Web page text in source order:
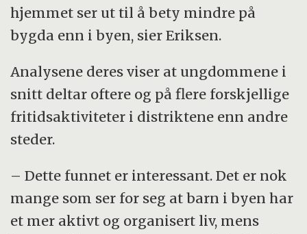
hjemmet ser ut til å bety mindre på
bygda enn i byen, sier Eriksen.
Analysene deres viser at ungdommene i
snitt deltar oftere og på flere forskjellige
fritidsaktiviteter i distriktene enn andre
steder.
– Dette funnet er interessant. Det er nok
mange som ser for seg at barn i byen har
et mer aktivt og organisert liv, mens